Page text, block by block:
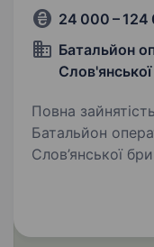
24 000 – 124
Батальйон
Повна зайнятість. Вакансія:
Батальйон
Слов’янської бригади